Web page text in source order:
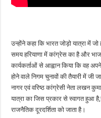
उन्होंने कहा कि भारत जोड़ो यात्रा में
समय हरियाणा में कांग्रेस का है और
कार्यकर्ताओं से आह्वान किया कि वह
होने वाले निगम चुनावों की तैयारी में
नागर एवं वरिष्ठ कांग्रेसी नेता लखन
यात्रा का जिस प्रकार से स्वागत हुआ
राजनैतिक दूरदर्शिता को जाता है।